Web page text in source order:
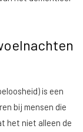
is een
bij mensen die
het niet alleen de